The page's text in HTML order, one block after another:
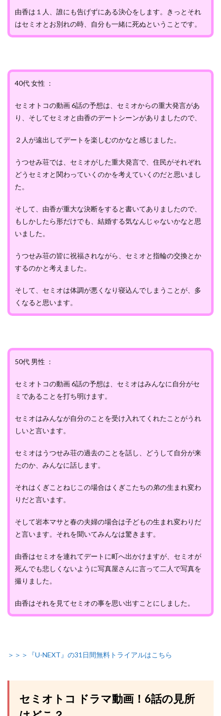
由香は１人、誰にも告げずにある決心をします。きっとそれ
はセミオとお別れの時、自分も一緒に死ぬということです。
40代 女性 ：
セミオトコの動画 6話の予想は、セミオからの重大発言があ
り、そしてセミオと由香のデートシーンがありましたので、
２人が遠出してデートを楽しむのかなと感じました。
うつせみ荘では、セミオがした重大発言で、住民がそれぞれ
どうセミオと関わっていくのかを考えていくのだと思いまし
た。
そして、由香が重大な決断をすると書いてありましたので、
もしかしたら形だけでも、結婚する気なんじゃないかなと思
いました。
うつせみ荘の皆に祝福されながら、セミオと指輪の交換とか
するのかと考えました。
そして、セミオは体調が悪くなり寝込んでしまうことが、多
くなると思います。
50代 男性 ：
セミオトコの動画 6話の予想は、セミオはみんなに自分がセ
ミであることを打ち明けます。
セミオはみんなが自分のことを受け入れてくれたことがうれ
しいと言います。
セミオはうつせみ荘の過去のことを話し、どうして自分が来
たのか、みんなに話します。
それはくぎことねじこの場合はくぎこたちの弟の生まれ変わ
りだと言います。
そして岩本マサと春の夫婦の場合は子どもの生まれ変わりだ
と言います。それを聞いてみんなは驚きます。
由香はセミオを連れてデートに町へ出かけますが、セミオが
死んでも悲しくないように写真屋さんに言って二人で写真を
撮りました。
由香はそれを見てセミオの事を思い出すことにしました。
＞＞＞『U-NEXT』の31日間無料トライアルはこちら
セミオトコ ドラマ動画！6話の見所